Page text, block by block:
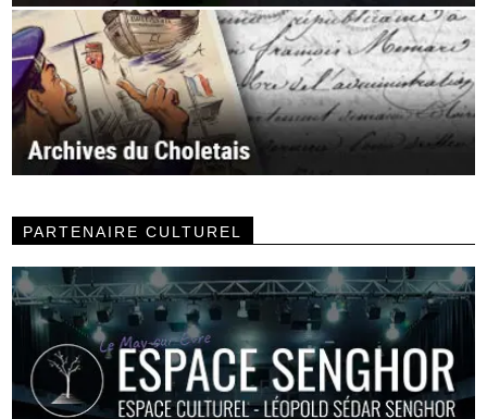
PARTENAIRE CULTUREL